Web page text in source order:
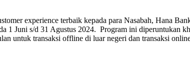
experience terbaik kepada para Nasabah, Hana
1 Juni s/d 31 Agustus 2024. Program ini diperuntukan
untuk transaksi offline di luar negeri dan transaksi